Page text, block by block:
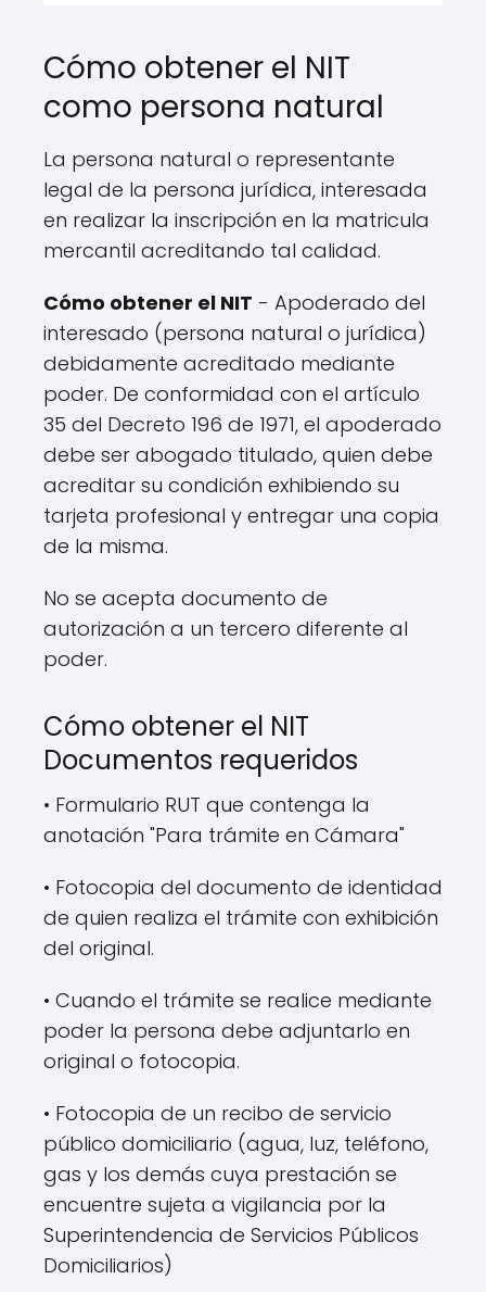
Cómo obtener el NIT
como persona natural
La persona natural o representante
legal de la persona jurídica, interesada
en realizar la inscripción en la matricula
mercantil acreditando tal calidad.
Cómo obtener el NIT - Apoderado del
interesado (persona natural o jurídica)
debidamente acreditado mediante
poder. De conformidad con el artículo
35 del Decreto 196 de 1971, el apoderado
debe ser abogado titulado, quien debe
acreditar su condición exhibiendo su
tarjeta profesional y entregar una copia
de la misma.
No se acepta documento de
autorización a un tercero diferente al
poder.
Cómo obtener el NIT
Documentos requeridos
• Formulario RUT que contenga la
anotación "Para trámite en Cámara"
• Fotocopia del documento de identidad
de quien realiza el trámite con exhibición
del original.
• Cuando el trámite se realice mediante
poder la persona debe adjuntarlo en
original o fotocopia.
• Fotocopia de un recibo de servicio
público domiciliario (agua, luz, teléfono,
gas y los demás cuya prestación se
encuentre sujeta a vigilancia por la
Superintendencia de Servicios Públicos
Domiciliarios)